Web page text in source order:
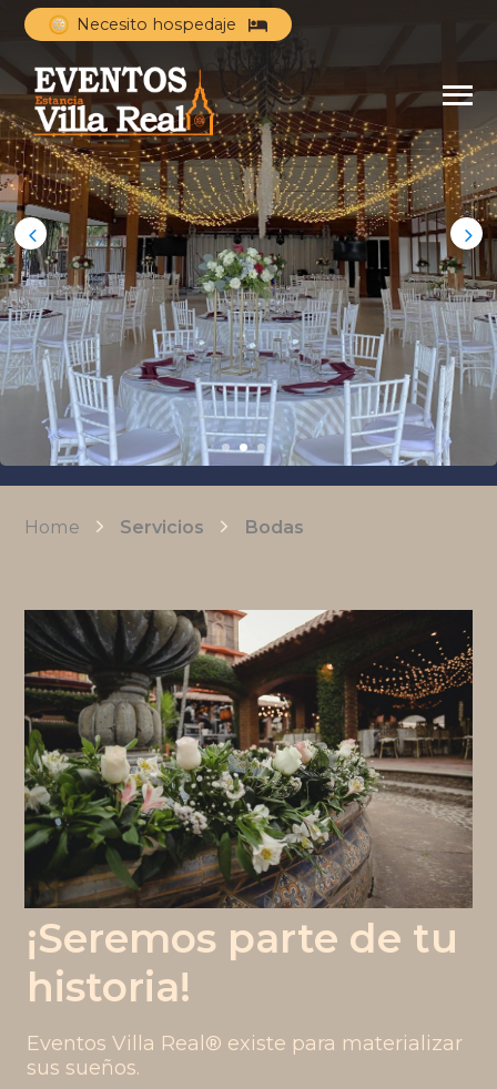
Necesito hospedaje
SABER MÁS
Home Servicios Bodas
¡Seremos parte de tu
historia!
Eventos Villa Real® existe para materializar
sus sueños.